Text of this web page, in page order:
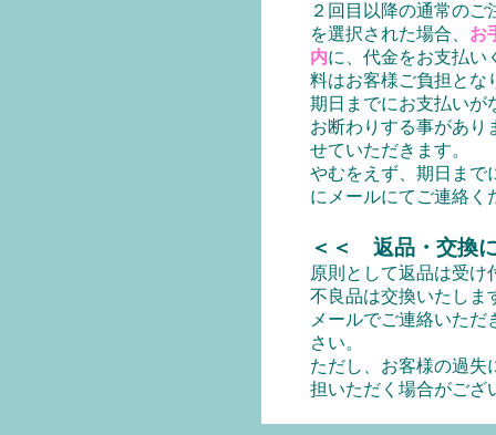
２回目以降の通常の
を選択された場合、 お
内に、代金をお支払い
料はお客様ご負担とな
期日までにお支払いが
お断わりする事があり
せていただきます。
やむをえず、期日まで
にメールにてご連絡く
＜＜ 返品・交換
原則として返品は受け
不良品は交換いたしま
メールでご連絡いた
さい。
ただし、お客様の過失
担いただく場合がござ